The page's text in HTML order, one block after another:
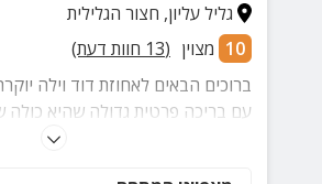
גליל עליון, חצור הגלילית
10 מצוין (
13 חוות דעת)
ברוכים הבאים לאחוזת דוד וילה
חדרי שינה מעוצבים, סלון מרווח